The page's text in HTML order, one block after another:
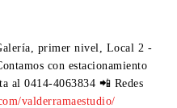
primer nivel, Local 2 -
con estacionamiento
al 0414-4063834 📲 Redes
valderramaestudio/